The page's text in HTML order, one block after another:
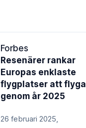
Forbes
Resenärer rankar
Europas enklaste
flygplatser att flyga
genom år 2025
26 februari 2025,